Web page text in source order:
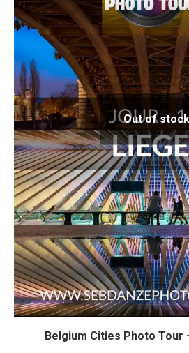
Out of stock
Belgium Cities Photo Tour